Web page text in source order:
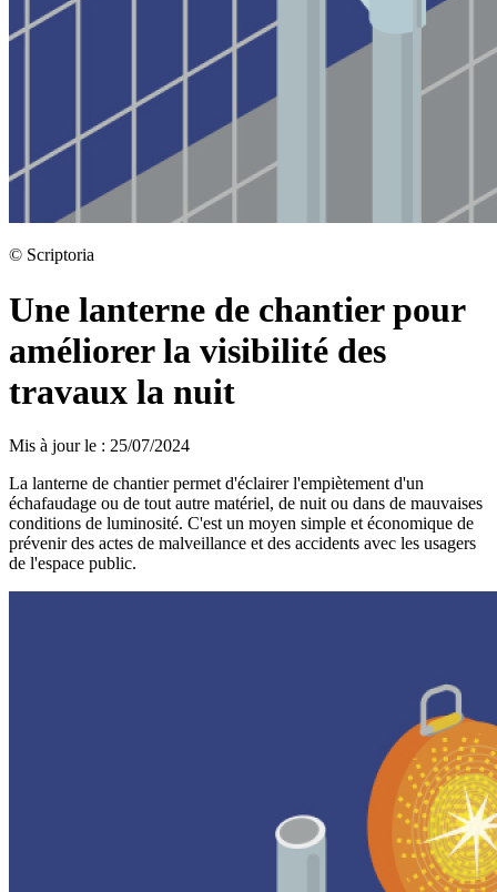
© Scriptoria
Une lanterne de chantier pour
améliorer la visibilité des
travaux la nuit
Mis à jour le : 25/07/2024
La lanterne de chantier permet d'éclairer l'empiètement d'un
échafaudage ou de tout autre matériel, de nuit ou dans de mauvaises
conditions de luminosité. C'est un moyen simple et économique de
prévenir des actes de malveillance et des accidents avec les usagers
de l'espace public.